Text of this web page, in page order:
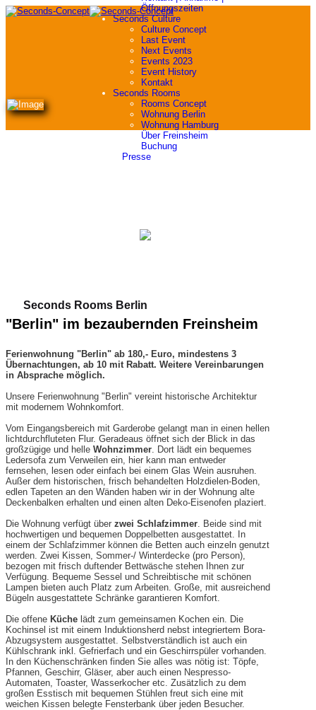
Öffnungszeiten
Seconds Culture
Culture Concept
Last Event
Next Events
Events 2023
Event History
Kontakt
Seconds Rooms
Rooms Concept
Wohnung Berlin
Wohnung Hamburg
Über Freinsheim
Buchung
Presse
Seconds Rooms Berlin
"Berlin" im bezaubernden Freinsheim
Ferienwohnung "Berlin" ab 180,- Euro, mindestens 3
Übernachtungen, ab 10 mit Rabatt. Weitere Vereinbarungen
in Absprache möglich.
Unsere Ferienwohnung "Berlin" vereint historische Architektur
mit modernem Wohnkomfort.
Vom Eingangsbereich mit Garderobe gelangt man in einen hellen
lichtdurchfluteten Flur. Geradeaus öffnet sich der Blick in das
großzügige und helle Wohnzimmer. Dort lädt ein bequemes
Ledersofa zum Verweilen ein, hier kann man entweder
fernsehen, lesen oder einfach bei einem Glas Wein ausruhen.
Außer dem historischen, frisch behandelten Holzdielen-Boden,
edlen Tapeten an den Wänden haben wir in der Wohnung alte
Deckenbalken erhalten und einen alten Deko-Eisenofen plaziert.
Die Wohnung verfügt über zwei Schlafzimmer. Beide sind mit
hochwertigen und bequemen Doppelbetten ausgestattet. In
einem der Schlafzimmer können die Betten auch einzeln genutzt
werden. Zwei Kissen, Sommer-/ Winterdecke (pro Person),
bezogen mit frisch duftender Bettwäsche stehen Ihnen zur
Verfügung. Bequeme Sessel und Schreibtische mit schönen
Lampen bieten auch Platz zum Arbeiten. Große, mit ausreichend
Bügeln ausgestattete Schränke garantieren Komfort.
Die offene Küche lädt zum gemeinsamen Kochen ein. Die
Kochinsel ist mit einem Induktionsherd nebst integriertem Bora-
Abzugsystem ausgestattet. Selbstverständlich ist auch ein
Kühlschrank inkl. Gefrierfach und ein Geschirrspüler vorhanden.
In den Küchenschränken finden Sie alles was nötig ist: Töpfe,
Pfannen, Geschirr, Gläser, aber auch einen Nespresso-
Automaten, Toaster, Wasserkocher etc. Zusätzlich zu dem
großen Esstisch mit bequemen Stühlen freut sich eine mit
weichen Kissen belegte Fensterbank über jeden Besucher.